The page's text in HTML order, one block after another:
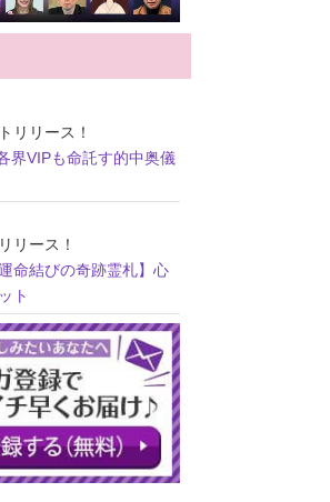
リリース！
界VIPも命託す的中奥儀
リース！
命結びの奇跡霊札】心
ト